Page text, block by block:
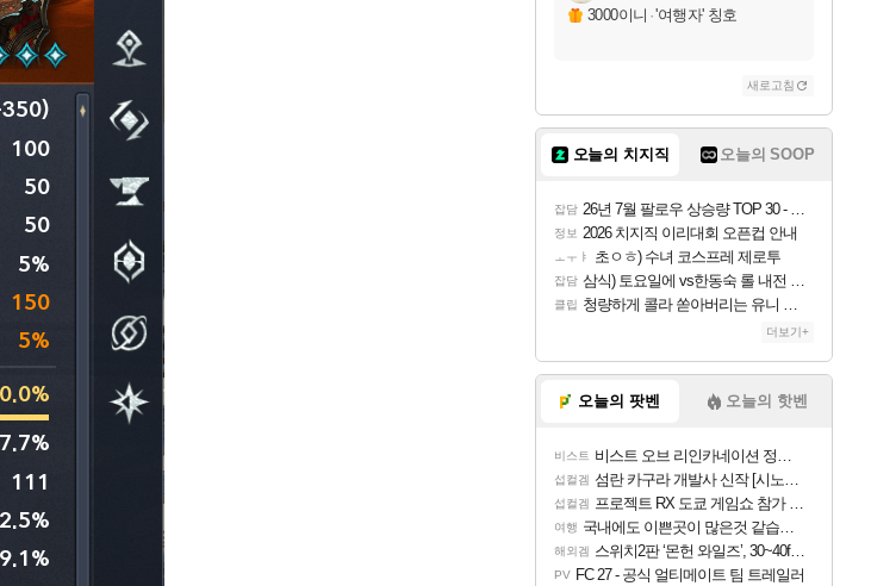
3000이니 ·'여행자' 칭호
새로고침
오늘의 치지직 오늘의 SOOP
잡담 26년 7월 팔로우 상승량 TOP 30 - 월간 치지직
정보 2026 치지직 이리대회 오픈컵 안내
ㅗㅜㅑ 초ㅇㅎ) 수녀 코스프레 제로투
잡담 삼식) 토요일에 vs한동숙 롤 내전 예정
클립 청량하게 콜라 쏟아버리는 유니 ㅋㅋㅋ
더보기+
오늘의 팟벤 오늘의 핫벤
비스트 비스트 오브 리인카네이션 정보/공략글 모음
섭컬겜 섬란 카구라 개발사 신작 [시노비 넥서스] 연내 출시 예정
섭컬겜 프로젝트 RX 도쿄 게임쇼 참가 결정
여행 국내에도 이쁜곳이 많은것 같습니다
해외겜 스위치2판 ‘몬헌 와일즈’, 30~40fps 목표 추정
PV FC 27 - 공식 얼티메이트 팀 트레일러